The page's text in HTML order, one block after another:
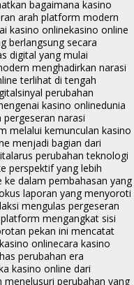
bagaimana kasino
arah platform modern
kasino onlinekasino online
berlangsung secara
digital yang mulai
menghadirkan narasi
terlihat di tengah
sinyal perubahan
kasino onlinedunia
narasi
melalui kemunculan kasino
menjadi bagian dari
arus perubahan teknologi
perspektif yang lebih
dalam pembahasan yang
laporan yang menyoroti
mengulas pergeseran
mengangkat sisi
pekan ini mencatat
onlinecara kasino
perubahan era
kasino online dari
menelusuri perubahan yang